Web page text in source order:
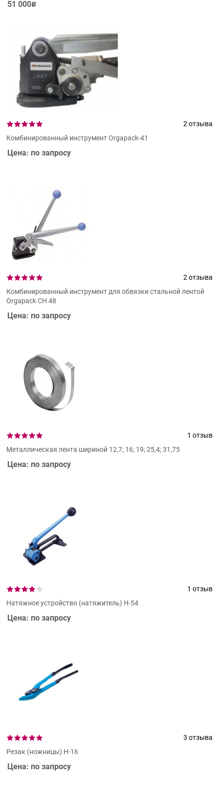
51 000Р
2 отзыва
Комбинированный инструмент Orgapack-41
Цена: по запросу
2 отзыва
Комбинированный инструмент для обвязки стальной лентой
Orgapack CH 48
Цена: по запросу
1 отзыв
Металлическая лента шириной 12,7; 16; 19; 25,4; 31,75
Цена: по запросу
1 отзыв
Натяжное устройство (натяжитель) Н-54
Цена: по запросу
3 отзыва
Резак (ножницы) Н-16
Цена: по запросу